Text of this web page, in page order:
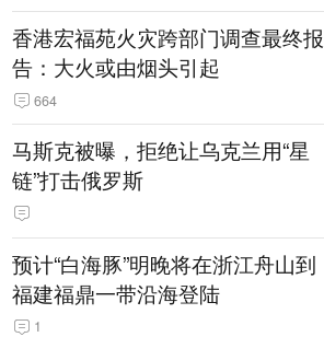
香港宏福苑火灾跨部门调查最终报
告：大火或由烟头引起
664
马斯克被曝，拒绝让乌克兰用“星
链”打击俄罗斯
预计“白海豚”明晚将在浙江舟山到
福建福鼎一带沿海登陆
1